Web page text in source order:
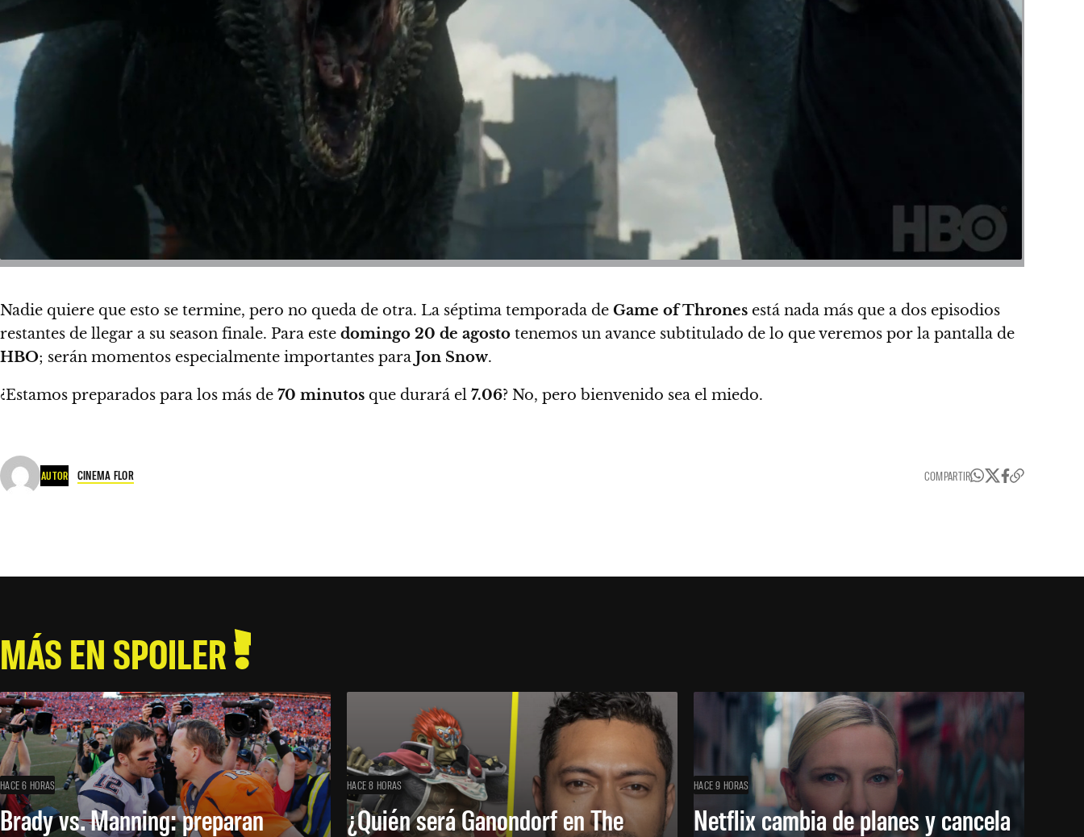
Nadie quiere que esto se termine, pero no queda de otra. La séptima temporada de Game of Thrones está nada más que a dos episodios
restantes de llegar a su season finale. Para este domingo 20 de agosto tenemos un avance subtitulado de lo que veremos por la pantalla de
HBO; serán momentos especialmente importantes para Jon Snow.
¿Estamos preparados para los más de 70 minutos que durará el 7.06? No, pero bienvenido sea el miedo.
AUTOR CINEMA FLOR COMPARTIR
MÁS EN SPOILER
HACE 6 HORAS
Brady vs. Manning: preparan
HACE 8 HORAS
¿Quién será Ganondorf en The
HACE 9 HORAS
Netflix cambia de planes y cancela